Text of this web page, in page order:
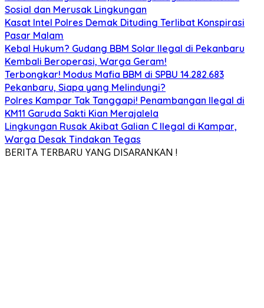
Sosial dan Merusak Lingkungan
Kasat Intel Polres Demak Dituding Terlibat Konspirasi
Pasar Malam
Kebal Hukum? Gudang BBM Solar Ilegal di Pekanbaru
Kembali Beroperasi, Warga Geram!
Terbongkar! Modus Mafia BBM di SPBU 14.282.683
Pekanbaru, Siapa yang Melindungi?
Polres Kampar Tak Tanggapi! Penambangan Ilegal di
KM11 Garuda Sakti Kian Merajalela
Lingkungan Rusak Akibat Galian C Ilegal di Kampar,
Warga Desak Tindakan Tegas
BERITA TERBARU YANG DISARANKAN !